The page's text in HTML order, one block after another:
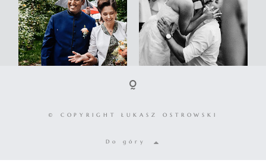
© COPYRIGHT ŁUKASZ OSTROWSKI
Do góry